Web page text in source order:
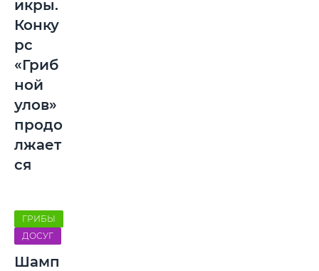
икры.
Конку
рс
«Гриб
ной
улов»
продо
лжает
ся
ГРИБЫ
ДОСУГ
Шамп